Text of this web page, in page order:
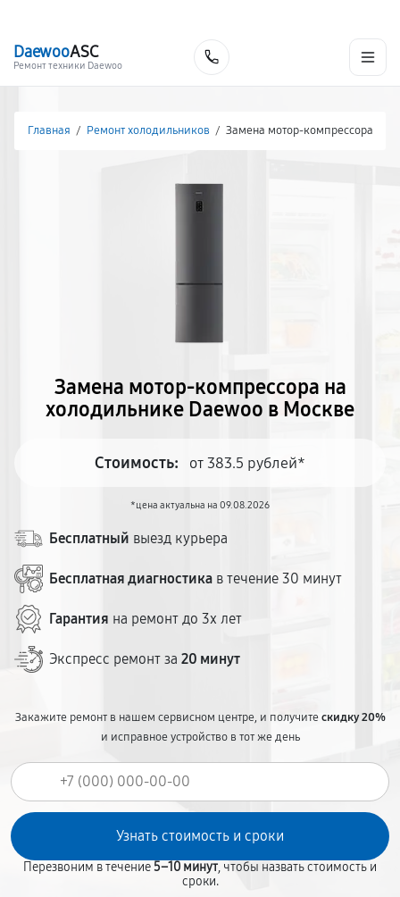
DaewooASC
Ремонт техники Daewoo
Главная / Ремонт холодильников / Замена мотор-компрессора
Замена мотор-компрессора на
холодильнике Daewoo в Москве
Стоимость: от 383.5 рублей*
*цена актуальна на 09.08.2026
Бесплатный выезд курьера
Бесплатная диагностика в течение 30 минут
Гарантия на ремонт до 3х лет
Экспресс ремонт за 20 минут
Закажите ремонт в нашем сервисном центре, и получитескидку 20%
и исправное устройство в тот же день
Перезвоним в течение5–10 минут, чтобы назвать стоимость и
сроки.